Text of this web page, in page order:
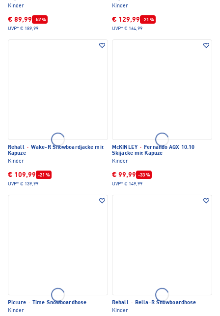
Kinder
€ 89,99 -52 %
UVP* € 189,99
Kinder
€ 129,99 -21 %
UVP* € 164,99
Rehall · Wake-R Snowboardjacke mit
Kapuze
Kinder
€ 109,99 -21 %
UVP* € 139,99
McKINLEY · Fernando AQX 10.10
Skijacke mit Kapuze
Kinder
€ 99,99 -33 %
UVP* € 149,99
Picture ·
Time Snowboardhose
Kinder
Rehall · Bella-R Snowboardhose
Kinder